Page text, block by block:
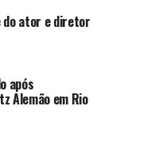
do ator e diretor
após
Alemão em Rio